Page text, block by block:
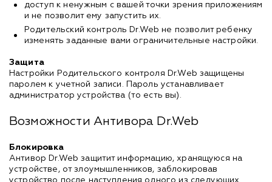
доступ к ненужным с вашей точки зрения приложениям
и не позволит ему запустить их.
Родительский контроль Dr.Web не позволит ребенку
изменять заданные вами ограничительные настройки.
Защита
Настройки Родительского контроля Dr.Web защищены
паролем к учетной записи. Пароль устанавливает
администратор устройства (то есть вы).
Возможности Антивора Dr.Web
Блокировка
Антивор Dr.Web защитит информацию, хранящуюся на
устройстве, от злоумышленников, заблокировав